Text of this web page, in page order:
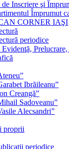
Inscriere şi
Împrumut
CORNER IAŞI
periodice
Ibrăileanu”
Creangă”
Sadoveanu”
Alecsandri”
proprii
periodice